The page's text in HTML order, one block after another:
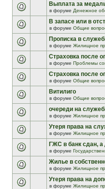
Выплата за
в форуме Денежное
В запасе или в
в форуме Общие
Прописка в
в форуме Жилищное
Страховка после
в форуме Проблемы
Страховка после
в форуме Общие
Витилиго
в форуме Общие
очереди на
в форуме Жилищное
Утеря права на
в форуме Жилищное
ГЖС в банк сдан,
в форуме
Жилье в
в форуме Жилищное
Утеря права на
в форуме Жилищное